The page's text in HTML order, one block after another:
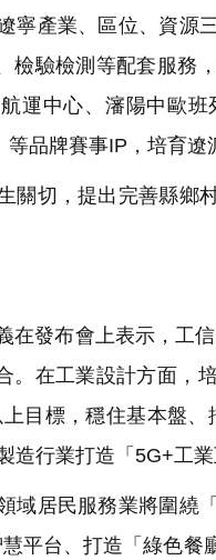
產業、區位、資源
檢驗檢測等配套服務
運中心、瀋陽中歐
品牌賽事IP，培育遼
切，提出完善縣鄉
發布會上表示，工
。在工業設計方面，
目標，穩住基本盤
行業打造「5G+工業
居民服務業將圍繞
平台、打造「綠色